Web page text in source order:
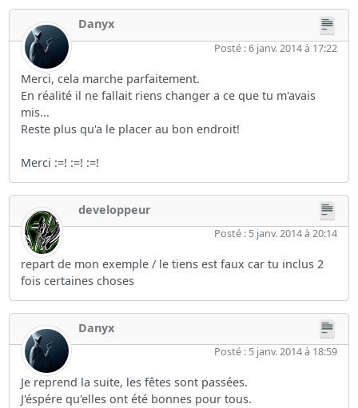
Danyx
Posté : 6 janv. 2014 à 17:22
Merci, cela marche parfaitement.
En réalité il ne fallait riens changer a ce que tu m'avais
mis...
Reste plus qu'a le placer au bon endroit!
Merci :=! :=! :=!
developpeur
Posté : 5 janv. 2014 à 20:14
repart de mon exemple / le tiens est faux car tu inclus 2
fois certaines choses
Danyx
Posté : 5 janv. 2014 à 18:59
Je reprend la suite, les fêtes sont passées.
J'éspére qu'elles ont été bonnes pour tous.